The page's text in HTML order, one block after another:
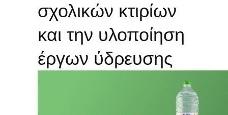
σχολικών κτιρίων
και την υλοποίηση
έργων ύδρευσης